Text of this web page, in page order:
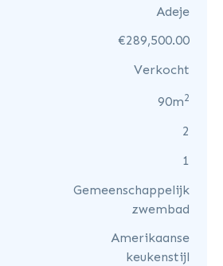
Adeje
€289,500.00
Verkocht
90m2
2
1
Gemeenschappelijk
zwembad
Amerikaanse
keukenstijl